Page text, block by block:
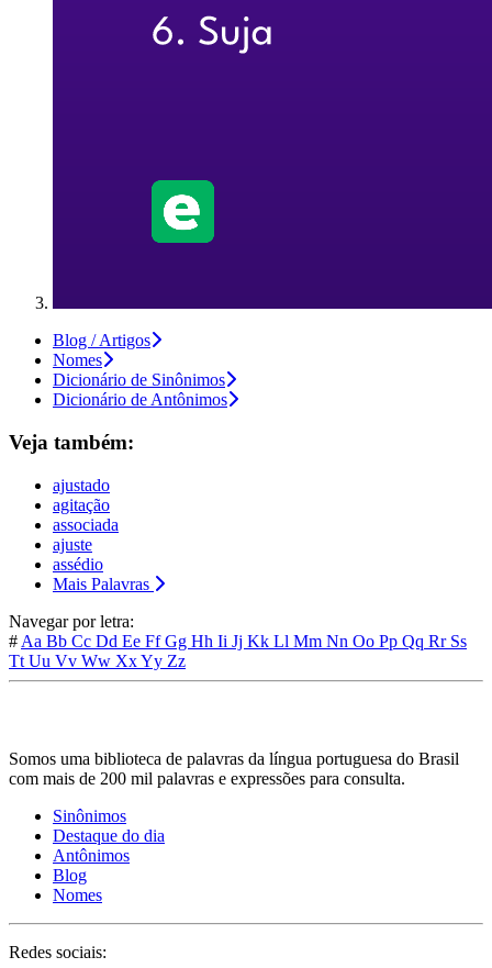
Blog / Artigos
Nomes
Dicionário de Sinônimos
Dicionário de Antônimos
Veja também:
ajustado
agitação
associada
ajuste
assédio
Mais Palavras
Navegar por letra:
# Aa Bb Cc Dd Ee FfGg Hh Ii Jj Kk Ll Mm Nn Oo Pp Qq Rr Ss
Tt Uu Vv Ww XxYy Zz
Somos uma biblioteca de palavras da língua portuguesa do Brasil
com mais de 200 mil palavras e expressões para consulta.
Sinônimos
Destaque do dia
Antônimos
Blog
Nomes
Redes sociais: